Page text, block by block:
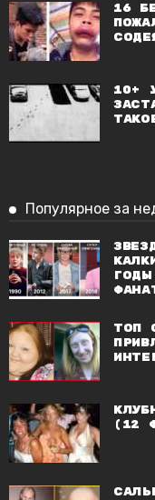
16
10+
Популярное за
Топ
(12